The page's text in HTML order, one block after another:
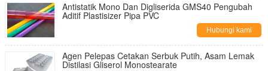
Antistatik Mono Dan Digliserida GMS40 Pengubah
Aditif Plastisizer Pipa PVC
Hubungi kami
Agen Pelepas Cetakan Serbuk Putih, Asam Lemak
Distilasi Gliserol Monostearate